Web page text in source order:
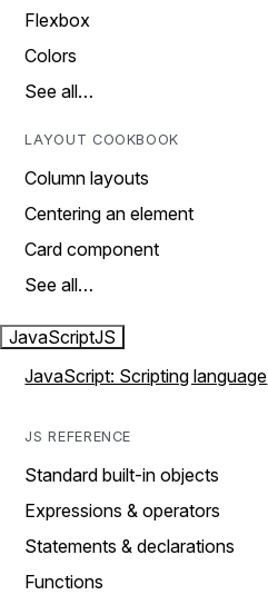
Flexbox
Colors
See all…
LAYOUT COOKBOOK
Column layouts
Centering an element
Card component
See all…
JavaScriptJS
JavaScript: Scripting language
JS REFERENCE
Standard built-in objects
Expressions & operators
Statements & declarations
Functions